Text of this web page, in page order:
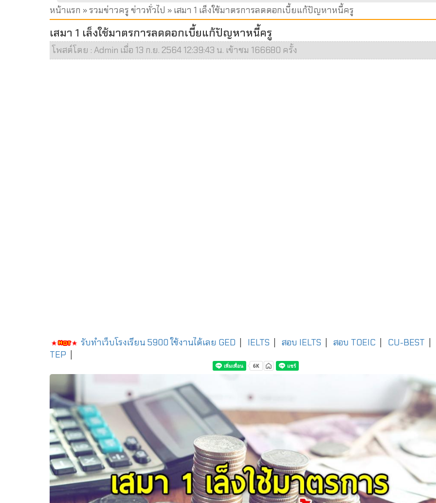
หน้าแรก »รวมข่าวครู ข่าวทั่วไป » เสมา 1 เล็งใช้มาตรการลดดอกเบี้ยแก้ปัญหาหนี้ครู
เสมา 1 เล็งใช้มาตรการลดดอกเบี้ยแก้ปัญหาหนี้ครู
โพสต์โดย : Admin เมื่อ 13 ก.ย. 2564 12:39:43 น. เข้าชม 166680 ครั้ง
รับทำเว็บโรงเรียน 5900 ใช้งานได้เลย GED IELTS สอบ IELTS สอบ TOEIC CU-BEST
TEP